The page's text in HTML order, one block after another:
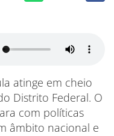
atinge em cheio
Distrito Federal. O
com políticas
âmbito nacional e